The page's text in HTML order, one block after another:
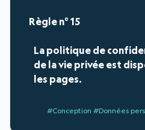
15
La politique de
de la vie privée est
les pages.
#Conception #Données